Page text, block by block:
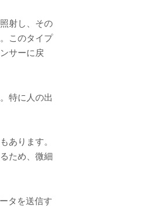
射し、その
このタイプ
サーに戻
特に人の出
あります。
ため、微細
タを送信す